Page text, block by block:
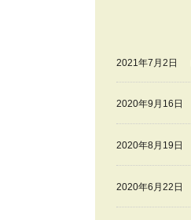
2021年7月2日
2020年9月16日
2020年8月19日
2020年6月22日